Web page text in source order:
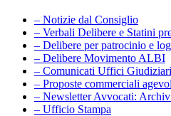
– Notizie dal Consiglio
– Verbali Delibere e Statini
– Delibere per patrocinio e
– Delibere Movimento ALBI
– Comunicati Uffici Giudiziari
– Proposte commerciali
– Newsletter Avvocati:
– Ufficio Stampa